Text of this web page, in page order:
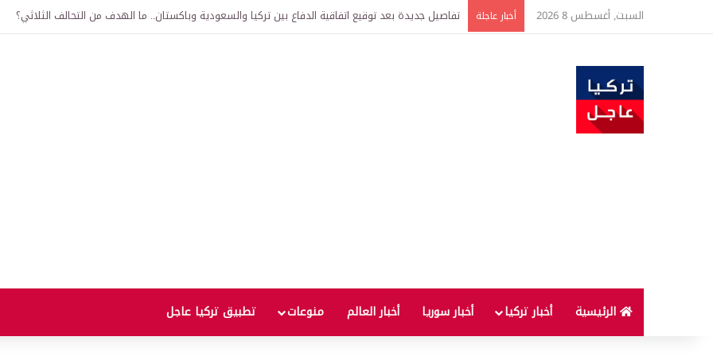
السبت, أغسطس 8 2026 أخبار عاجلة خبير اقتصادي يتوقع وصول غرام الذهب إلى 12 ألف ليرة.. متى يحدث ذلك؟
الرئيسية أخبار تركيا أخبار سوريا أخبار العالم منوعات تطبيق تركيا عاجل